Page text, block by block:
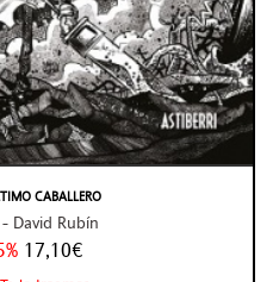
CABALLERO
David Rubín
17,10€